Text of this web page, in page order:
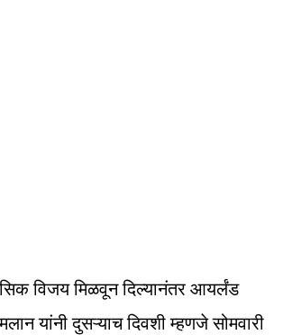
विजय मिळवून दिल्यानंतर आयर्लंड
यांनी दुसऱ्याच दिवशी म्हणजे सोमवारी